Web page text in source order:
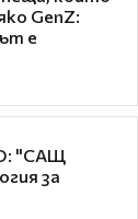
GenZ:
е
"САЩ
за